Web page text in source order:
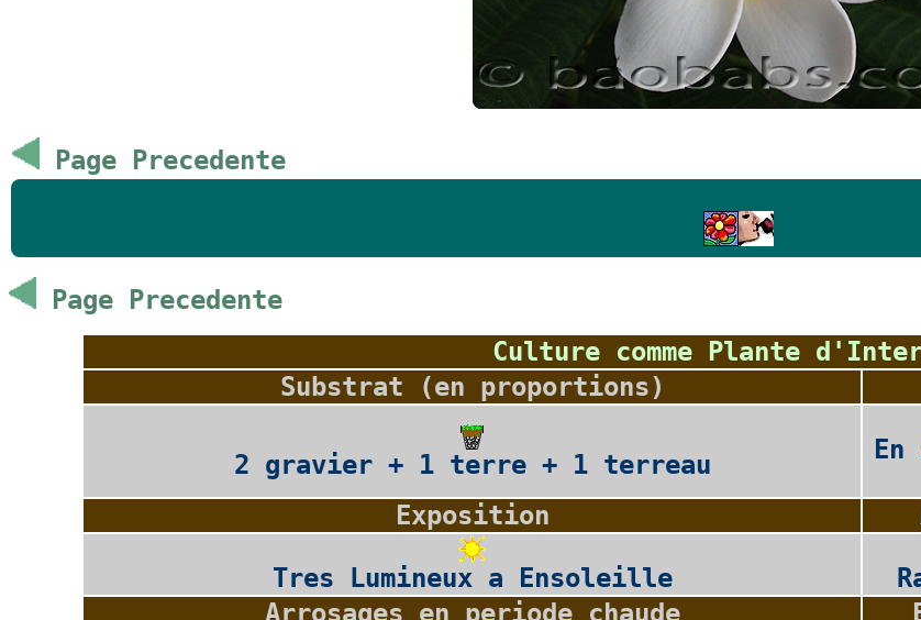
Page Precedente
Page Precedente
Culture comme Plante
Substrat (en proportions)
2 gravier + 1 terre + 1 terreau
Exposition
Tres Lumineux a Ensoleille